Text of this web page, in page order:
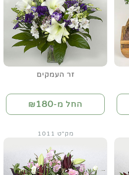
זר העמקים
החל מ-₪180
מק"ט 1011